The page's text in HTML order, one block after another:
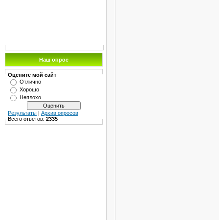
Наш опрос
Оцените мой сайт
Отлично
Хорошо
Неплохо
Результаты | Архив опросов
Всего ответов: 2335